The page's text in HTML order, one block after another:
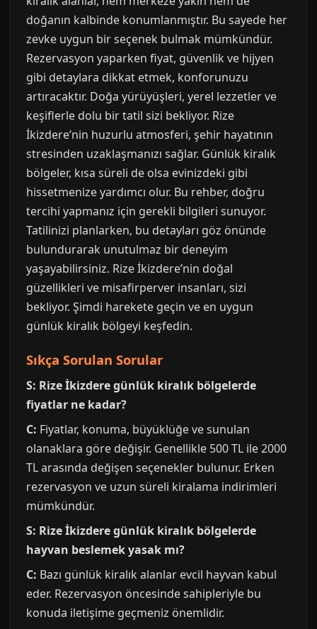
doğanın kalbinde konumlanmıştır. Bu sayede her
zevke uygun bir seçenek bulmak mümkündür.
Rezervasyon yaparken fiyat, güvenlik ve hijyen
gibi detaylara dikkat etmek, konforunuzu
artıracaktır. Doğa yürüyüşleri, yerel lezzetler ve
keşiflerle dolu bir tatil sizi bekliyor. Rize
İkizdere’nin huzurlu atmosferi, şehir hayatının
stresinden uzaklaşmanızı sağlar. Günlük kiralık
bölgeler, kısa süreli de olsa evinizdeki gibi
hissetmenize yardımcı olur. Bu rehber, doğru
tercihi yapmanız için gerekli bilgileri sunuyor.
Tatilinizi planlarken, bu detayları göz önünde
bulundurarak unutulmaz bir deneyim
yaşayabilirsiniz. Rize İkizdere’nin doğal
güzellikleri ve misafirperver insanları, sizi
bekliyor. Şimdi harekete geçin ve en uygun
günlük kiralık bölgeyi keşfedin.
Sıkça Sorulan Sorular
S: Rize İkizdere günlük kiralık bölgelerde
fiyatlar ne kadar?
C: Fiyatlar, konuma, büyüklüğe ve sunulan
olanaklara göre değişir. Genellikle 500 TL ile 2000
TL arasında değişen seçenekler bulunur. Erken
rezervasyon ve uzun süreli kiralama indirimleri
mümkündür.
S: Rize İkizdere günlük kiralık bölgelerde
hayvan beslemek yasak mı?
C: Bazı günlük kiralık alanlar evcil hayvan kabul
eder. Rezervasyon öncesinde sahipleriyle bu
konuda iletişime geçmeniz önemlidir.